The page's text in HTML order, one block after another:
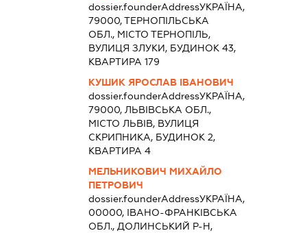
dossier.founderAddressУКРАЇНА,
79000, ТЕРНОПІЛЬСЬКА
ОБЛ., МІСТО ТЕРНОПІЛЬ,
ВУЛИЦЯ ЗЛУКИ, БУДИНОК 43,
КВАРТИРА 179
КУШИК ЯРОСЛАВ ІВАНОВИЧ
dossier.founderAddressУКРАЇНА,
79000, ЛЬВІВСЬКА ОБЛ.,
МІСТО ЛЬВІВ, ВУЛИЦЯ
СКРИПНИКА, БУДИНОК 2,
КВАРТИРА 4
МЕЛЬНИКОВИЧ МИХАЙЛО
ПЕТРОВИЧ
dossier.founderAddressУКРАЇНА,
00000, ІВАНО-ФРАНКІВСЬКА
ОБЛ., ДОЛИНСЬКИЙ Р-Н,